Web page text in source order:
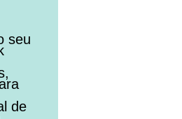
seu
de